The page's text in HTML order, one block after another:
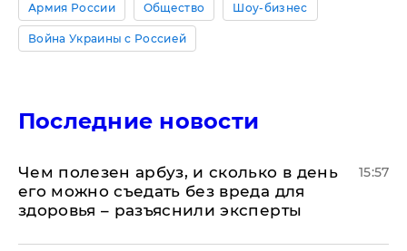
Армия России Общество Шоу-бизнес
Война Украины с Россией
Последние новости
Чем полезен арбуз, и сколько в день
его можно съедать без вреда для
здоровья – разъяснили эксперты
15:57